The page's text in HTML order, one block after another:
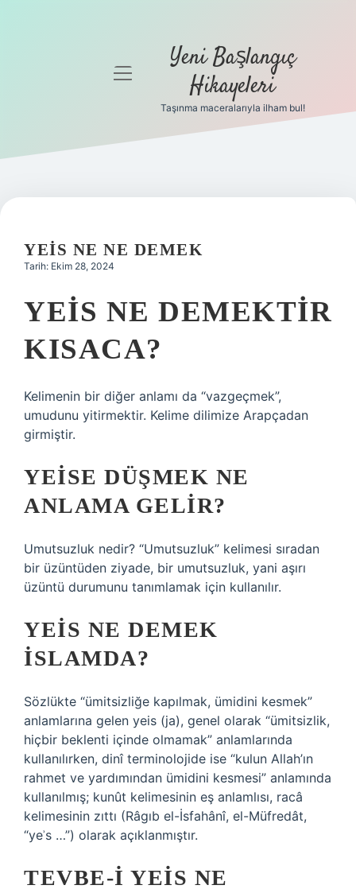
Gizlilik
Hakkımızda
menüyü
Yeni Başlangıç
Hikayeleri
Taşınma maceralarıyla ilham bul!
YEIS NE NE DEMEK
Tarih: Ekim 28, 2024
YEIS NE DEMEKTIR
KISACA?
Kelimenin bir diğer anlamı da “vazgeçmek”,
umudunu yitirmektir. Kelime dilimize Arapçadan
girmiştir.
YEISE DÜŞMEK NE
ANLAMA GELIR?
Umutsuzluk nedir? “Umutsuzluk” kelimesi sıradan
bir üzüntüden ziyade, bir umutsuzluk, yani aşırı
üzüntü durumunu tanımlamak için kullanılır.
YEIS NE DEMEK
ISLAMDA?
Sözlükte “ümitsizliğe kapılmak, ümidini kesmek”
anlamlarına gelen yeis (ja), genel olarak “ümitsizlik,
hiçbir beklenti içinde olmamak” anlamlarında
kullanılırken, dinî terminolojide ise “kulun Allah’ın
rahmet ve yardımından ümidini kesmesi” anlamında
kullanılmış; kunût kelimesinin eş anlamlısı, racâ
kelimesinin zıttı (Râgıb el-İsfahânî, el-Müfredât,
“yeʾs …”) olarak açıklanmıştır.
TEVBE-I YEIS NE